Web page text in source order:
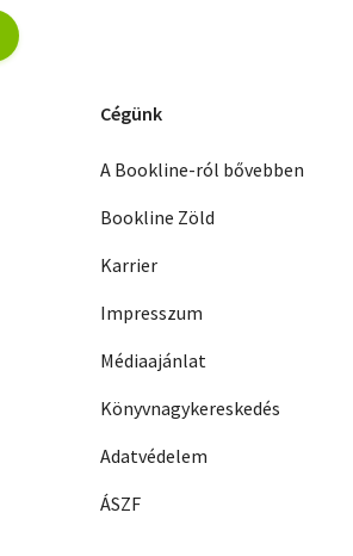
Cégünk
A Bookline-ról bővebben
Bookline Zöld
Karrier
Impresszum
Médiaajánlat
Könyvnagykereskedés
Adatvédelem
ÁSZF